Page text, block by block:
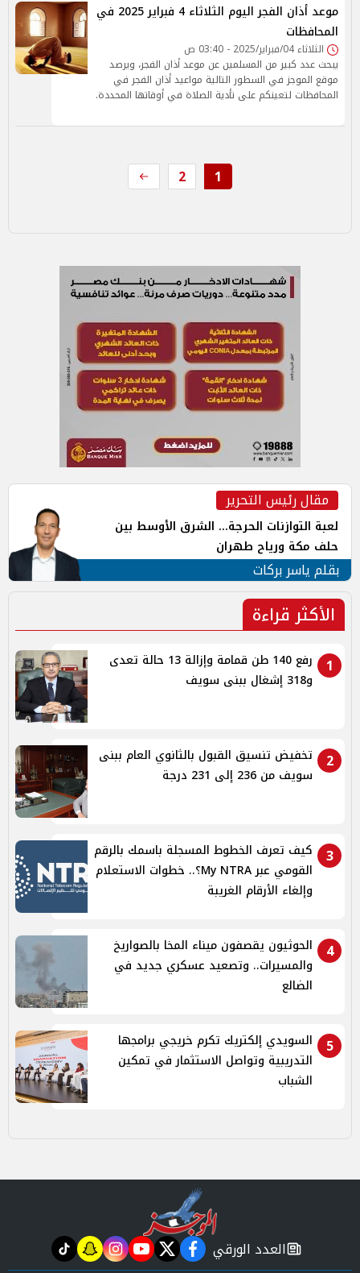
موعد أذان الفجر اليوم الثلاثاء 4 فبراير 2025 في
المحافظات
الثلاثاء 04/فبراير/2025 - 03:40 ص
يبحث عدد كبير من المسلمين عن موعد أذان الفجر، ويرصد
موقع الموجز في السطور التالية مواعيد أذان الفجر في
المحافظات لتعينكم على تأدية الصلاة في أوقاتها المحددة.
1
2
مقال رئيس التحرير
لعبة التوازنات الحرجة... الشرق الأوسط بين
حلف مكة ورياح طهران
بقلم ياسر بركات
الأكثر قراءة
1
رفع 140 طن قمامة وإزالة 13 حالة تعدى
و318 إشغال ببنى سويف
2
تخفيض تنسيق القبول بالثانوي العام ببنى
سويف من 236 إلى 231 درجة
3
كيف تعرف الخطوط المسجلة باسمك بالرقم
القومي عبر My NTRA؟.. خطوات الاستعلام
وإلغاء الأرقام الغريبة
4
الحوثيون يقصفون ميناء المخا بالصواريخ
والمسيرات.. وتصعيد عسكري جديد في
الضالع
5
السويدي إلكتريك تكرم خريجي برامجها
التدريبية وتواصل الاستثمار في تمكين
الشباب
newspaper
العدد الورقي facebook
twitter
youtube
instagram
snapchat
tiktok